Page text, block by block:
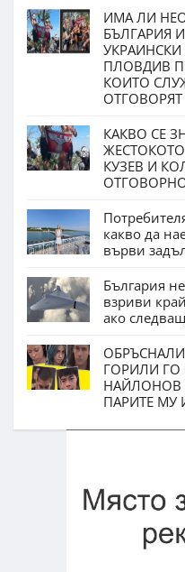
ИМА ЛИ
БЪЛГАРИЯ
ПЛОВДИВ
КОИТО
ОТГОВОРЯТ
КАКВО СЕ
КУЗЕВ И
какво да
върви
България
взриви
ако
ГОРИЛИ ГО
НАЙЛОНОВ
ПАРИТЕ МУ